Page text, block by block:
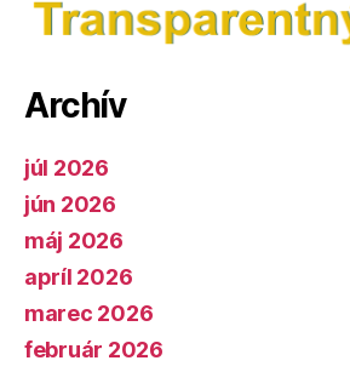
Archív
júl 2026
jún 2026
máj 2026
apríl 2026
marec 2026
február 2026